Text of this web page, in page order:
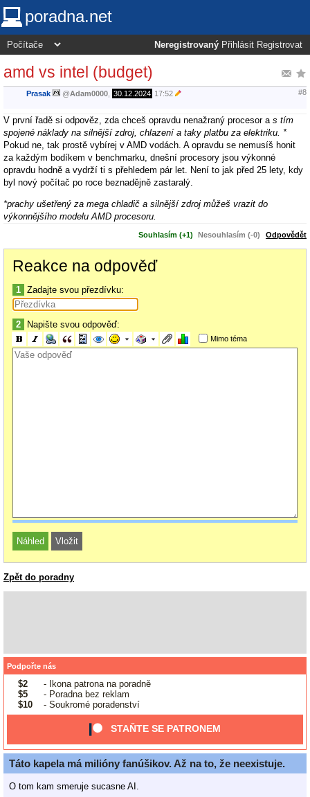
poradna.net
Neregistrovaný Přihlásit Registrovat
amd vs intel (budget)
Prasak @Adam0000 30.12.2024 17:52 #8
V první řadě si odpověz, zda chceš opravdu nenažraný procesor a s tím
spojené náklady na silnější zdroj, chlazení a taky platbu za elektriku. *
Pokud ne, tak prostě vybírej v AMD vodách. A opravdu se nemusíš honit
za každým bodíkem v benchmarku, dnešní procesory jsou výkonné
opravdu hodně a vydrží ti s přehledem pár let. Není to jak před 25 lety, kdy
byl nový počítač po roce beznadějně zastaralý.
*prachy ušetřený za mega chladič a silnější zdroj můžeš vrazit do
výkonnějšího modelu AMD procesoru.
Souhlasím (+1) Nesouhlasím (-0) Odpovědět
Reakce na odpověď
1 Zadajte svou přezdívku:
2 Napište svou odpověď:
Mimo téma
Zpět do poradny
Podpořte nás
$2
- Ikona patrona na poradně
$5
- Poradna bez reklam
$10
- Soukromé poradenství
STAŇTE SE PATRONEM
Táto kapela má milióny fanúšikov. Až na to, že neexistuje.
O tom kam smeruje sucasne AI.